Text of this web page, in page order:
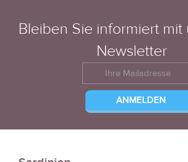
Bleiben Sie informiert mit
Newsletter